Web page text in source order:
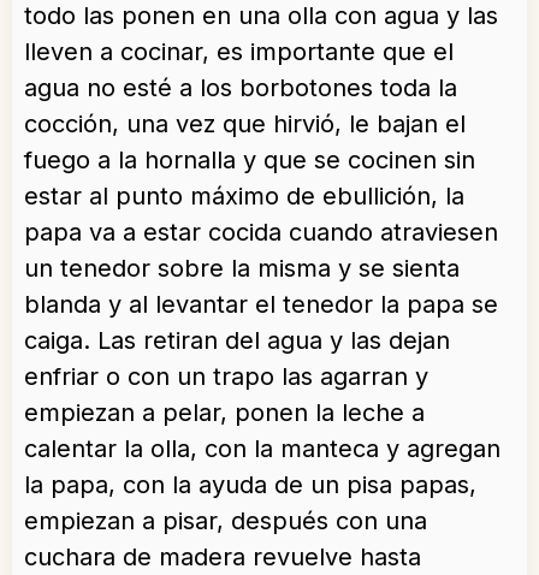
todo las ponen en una olla con agua y las
lleven a cocinar, es importante que el
agua no esté a los borbotones toda la
cocción, una vez que hirvió, le bajan el
fuego a la hornalla y que se cocinen sin
estar al punto máximo de ebullición, la
papa va a estar cocida cuando atraviesen
un tenedor sobre la misma y se sienta
blanda y al levantar el tenedor la papa se
caiga. Las retiran del agua y las dejan
enfriar o con un trapo las agarran y
empiezan a pelar, ponen la leche a
calentar la olla, con la manteca y agregan
la papa, con la ayuda de un pisa papas,
empiezan a pisar, después con una
cuchara de madera revuelve hasta